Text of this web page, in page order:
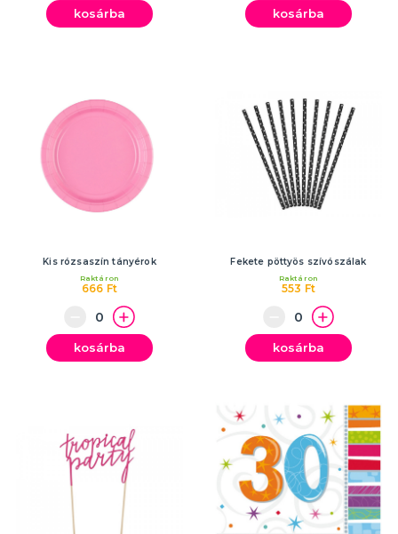
kosárba kosárba
Kis rózsaszín tányérok
666 Ft
Raktáron
kosárba
Fekete pöttyös szívószálak
553 Ft
Raktáron
kosárba